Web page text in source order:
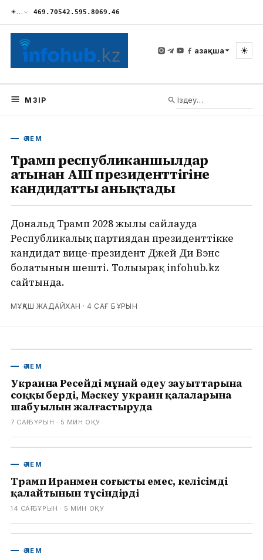
☀… 469.70542.595.8069.46
Қазақша ☀
МӘЗІР
ӘЛЕМ
Трамп республиканшылдар
атынан АҚШ президенттігіне
кандидатты анықтады
Дональд Трамп 2028 жылғы сайлауда
Республикалық партиядан президенттікке
кандидат вице-президент Джей Ди Вэнс
болатынын шешті. Толығырақ infohub.kz
сайтында.
МҰҚАШ ЖАДАЙХАН · 4 САҒ БҰРЫН
ӘЛЕМ
Украина Ресейдің мұнай өңдеу зауыттарына
соққы берді, Мәскеу украин қалаларына
шабуылын жалғастыруда
7 САҒ БҰРЫН · 5 МИН ОҚУ
ӘЛЕМ
Трамп Иранмен соғысты емес, келісімді
қалайтынын түсіндірді
14 САҒ БҰРЫН · 5 МИН ОҚУ
ӘЛЕМ